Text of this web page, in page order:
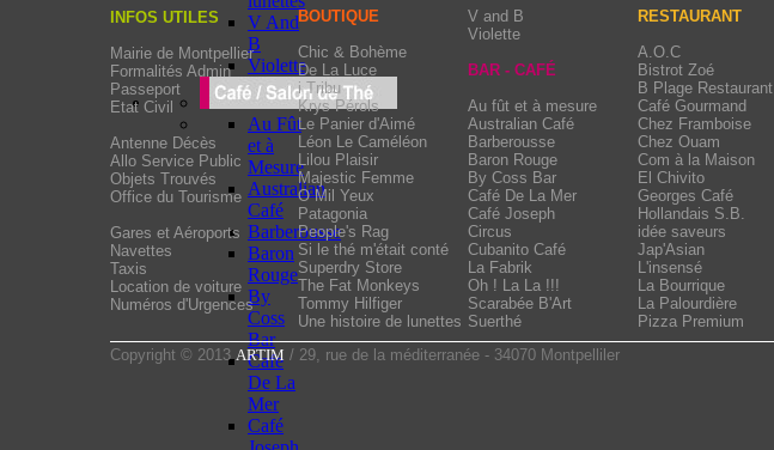
V And
B
Violette
Au Fût
et à
Mesure
Australian
Café
Barberousse
Baron
Rouge
By
Coss
Bar
Cafe
De La
Mer
Café
V and B
Violette
BAR - CAFÉ
Au fût et à mesure
Australian Café
Barberousse
Baron Rouge
By Coss Bar
Café De La Mer
Café Joseph
Circus
Cubanito Café
La Fabrik
Oh ! La La !!!
Scarabée B'Art
Suerthé
INFOS UTILES
Mairie de Montpellier
Formalités Admin
Passeport
Etat Civil
Antenne Décès
Allo Service Public
Objets Trouvés
Office du Tourisme
Gares et Aéroports
Navettes
Taxis
Location de voiture
Numéros d'Urgences
Copyright © 2013ARTIM / 29, rue de la méditerranée - 34070 Montpelliler
RESTAURANT
A.O.C
Bistrot Zoé
B Plage Restaurant
Café Gourmand
Chez Framboise
Chez Ouam
Com à la Maison
El Chivito
Georges Café
Hollandais S.B.
idée saveurs
Jap'Asian
L'insensé
La Bourrique
La Palourdière
Pizza Premium
BOUTIQUE
Chic & Bohème
De La Luce
i Tribu
Krys Pérols
Le Panier d'Aimé
Léon Le Caméléon
Lilou Plaisir
Majestic Femme
O Mil Yeux
Patagonia
People's Rag
Si le thé m'était conté
Superdry Store
The Fat Monkeys
Tommy Hilfiger
Une histoire de lunettes